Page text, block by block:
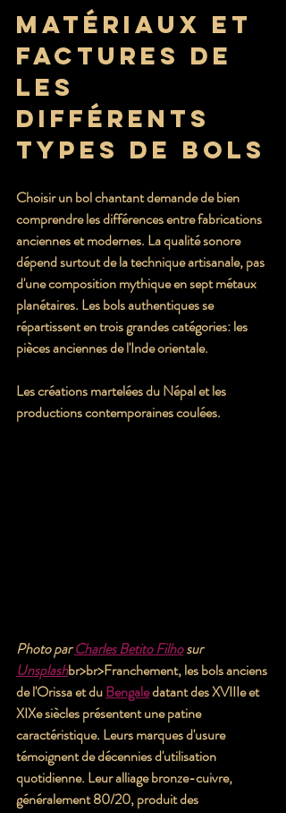
Matériaux et
factures de
Les
différents
types de bols
Choisir un bol chantant demande de bien
comprendre les différences entre fabrications
anciennes et modernes. La qualité sonore
dépend surtout de la technique artisanale, pas
d'une composition mythique en sept métaux
planétaires. Les bols authentiques se
répartissent en trois grandes catégories: les
pièces anciennes de l'Inde orientale.
Les créations martelées du Népal et les
productions contemporaines coulées.
Photo par Charles Betito Filho sur
Unsplashbr>br>Franchement, les bols anciens
de l'Orissa et du Bengale datant des XVIIIe et
XIXe siècles présentent une patine
caractéristique. Leurs marques d'usure
témoignent de décennies d'utilisation
quotidienne. Leur alliage bronze-cuivre,
généralement 80/20, produit des